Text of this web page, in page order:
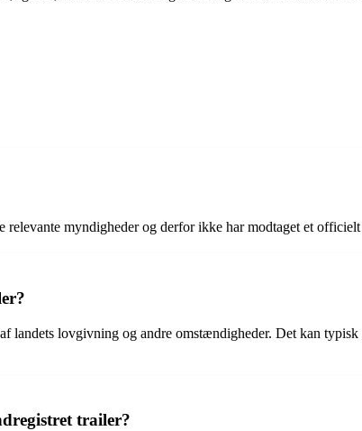
myndigheder og derfor ikke har modtaget et
landets lovgivning og andre omstændigheder. Det kan
trailer?